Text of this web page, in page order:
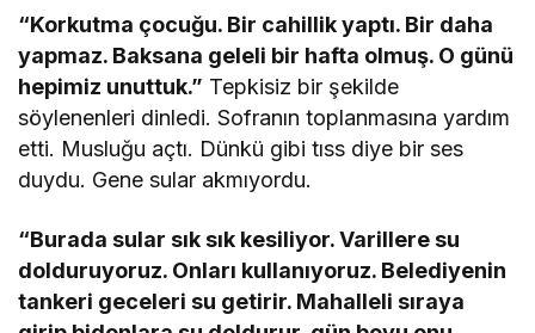
“Korkutma çocuğu. Bir cahillik yaptı. Bir daha
yapmaz. Baksana geleli bir hafta olmuş. O günü
hepimiz unuttuk.” Tepkisiz bir şekilde
söylenenleri dinledi. Sofranın toplanmasına yardım
etti. Musluğu açtı. Dünkü gibi tıss diye bir ses
duydu. Gene sular akmıyordu.
“Burada sular sık sık kesiliyor. Varillere su
dolduruyoruz. Onları kullanıyoruz. Belediyenin
tankeri geceleri su getirir. Mahalleli sıraya